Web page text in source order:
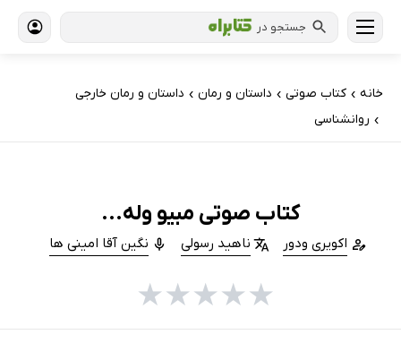
جستجو در
خانه › کتاب‌ صوتی › داستان و رمان › داستان و رمان خارجی
› روانشناسی
کتاب صوتی مبیو وله...
اکویری ودور ناهید رسولی نگین آقا امینی ها
★
★
★
★
★